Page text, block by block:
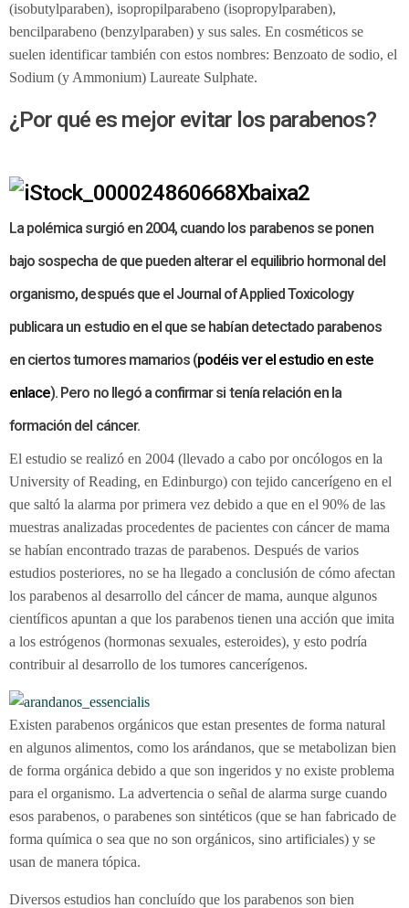
(isobutylparaben), isopropilparabeno (isopropylparaben),
bencilparabeno (benzylparaben) y sus sales. En cosméticos se
suelen identificar también con estos nombres: Benzoato de sodio, el
Sodium (y Ammonium) Laureate Sulphate.
¿Por qué es mejor evitar los parabenos?
La polémica surgió en 2004, cuando los parabenos se ponen
bajo sospecha de que pueden alterar el equilibrio hormonal del
organismo, después que el Journal of Applied Toxicology
publicara un estudio en el que se habían detectado parabenos
en ciertos tumores mamarios (podéis ver el estudio en este
enlace). Pero no llegó a confirmar si tenía relación en la
formación del cáncer.
El estudio se realizó en 2004 (llevado a cabo por oncólogos en la
University of Reading, en Edinburgo) con tejido cancerígeno en el
que saltó la alarma por primera vez debido a que en el 90% de las
muestras analizadas procedentes de pacientes con cáncer de mama
se habían encontrado trazas de parabenos. Después de varios
estudios posteriores, no se ha llegado a conclusión de cómo afectan
los parabenos al desarrollo del cáncer de mama, aunque algunos
científicos apuntan a que los parabenos tienen una acción que imita
a los estrógenos (hormonas sexuales, esteroides), y esto podría
contribuir al desarrollo de los tumores cancerígenos.
Existen parabenos orgánicos que estan presentes de forma natural
en algunos alimentos, como los arándanos, que se metabolizan bien
de forma orgánica debido a que son ingeridos y no existe problema
para el organismo. La advertencia o señal de alarma surge cuando
esos parabenos, o parabenes son sintéticos (que se han fabricado de
forma química o sea que no son orgánicos, sino artificiales) y se
usan de manera tópica.
Diversos estudios han concluído que los parabenos son bien